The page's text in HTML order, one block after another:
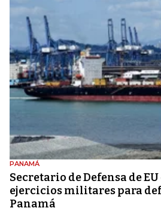
PANAMÁ
Secretario de Defensa de
ejercicios militares para
Panamá